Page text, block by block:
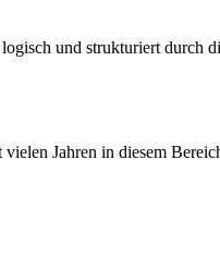
und strukturiert durch
Jahren in diesem